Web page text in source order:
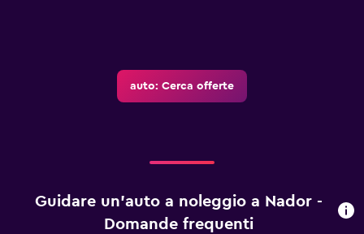
auto: Cerca offerte
Guidare un'auto a noleggio a Nador -
Domande frequenti